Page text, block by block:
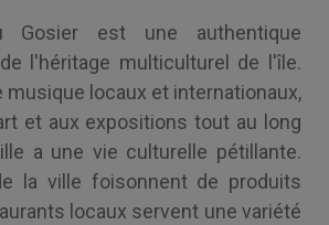
Gosier est une authentique
l'héritage multiculturel de l'île.
musique locaux et internationaux,
et aux expositions tout au long
a une vie culturelle pétillante.
la ville foisonnent de produits
locaux servent une variété